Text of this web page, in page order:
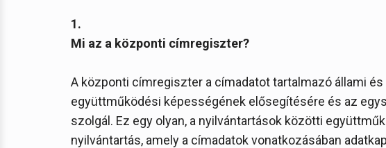
1.
Mi az a központi címregiszter?
A központi címregiszter a címadatot tartalmazó állami
együttműködési képességének elősegítésére és az
szolgál. Ez egy olyan, a nyilvántartások közötti
nyilvántartás, amely a címadatok vonatkozásában